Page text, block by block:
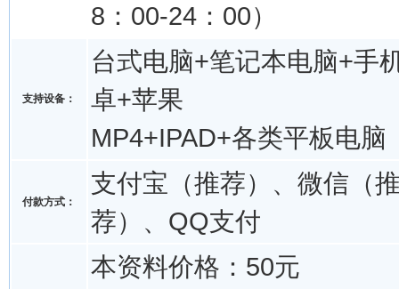
8：00-24：00）
支持设备：
台式电脑+笔记本电脑+手
卓+苹果
MP4+IPAD+各类平板电脑
付款方式：
支付宝（推荐）、微信（
荐）、QQ支付
本资料价格：50元